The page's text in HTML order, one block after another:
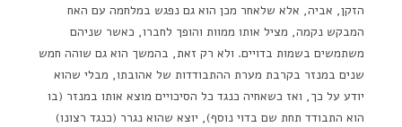
הזקן, אביה, אלא שלאחר מכן הוא גם נפגש במלחמה עם האח
המבקש נקמה, מציל אותו ממוות והופך לחברו, כאשר שניהם
משתמשים בשמות בדויים. ולא רק זאת, בהמשך הוא גם שוהה חמש
שנים במנזר בקרבת מערת ההתבודדות של אהובתו, מבלי שהוא
יודע על כך, ואז כשאחיה כנגד כל הסיכויים מוצא אותו במנזר (בו
הוא התבודד תחת שם בדוי נוסף), יוצא שהוא נגרר (כנגד רצונו)